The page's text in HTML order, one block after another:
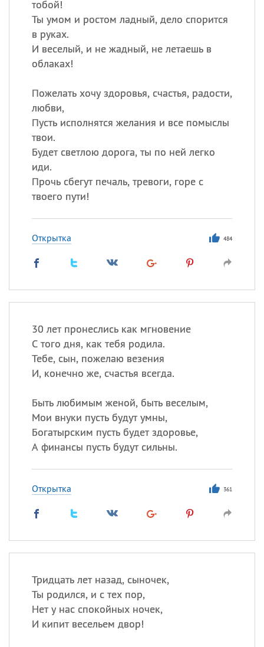
тобой!
Ты умом и ростом ладный, дело спорится
в руках.
И веселый, и не жадный, не летаешь в
облаках!
Пожелать хочу здоровья, счастья, радости,
любви,
Пусть исполнятся желания и все помыслы
твои.
Будет светлою дорога, ты по ней легко
иди.
Прочь сбегут печаль, тревоги, горе с
твоего пути!
Открытка 484
30 лет пронеслись как мгновение
С того дня, как тебя родила.
Тебе, сын, пожелаю везения
И, конечно же, счастья всегда.
Быть любимым женой, быть веселым,
Мои внуки пусть будут умны,
Богатырским пусть будет здоровье,
А финансы пусть будут сильны.
Открытка 361
Тридцать лет назад, сыночек,
Ты родился, и с тех пор,
Нет у нас спокойных ночек,
И кипит весельем двор!